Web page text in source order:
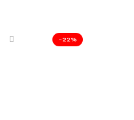
-22%